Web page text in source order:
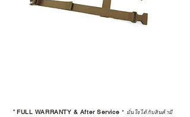
*FULL WARRANTY & After Service * มั่นใจได้กับสินค้ามี